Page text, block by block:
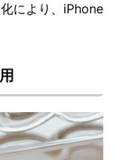
により、iPhone